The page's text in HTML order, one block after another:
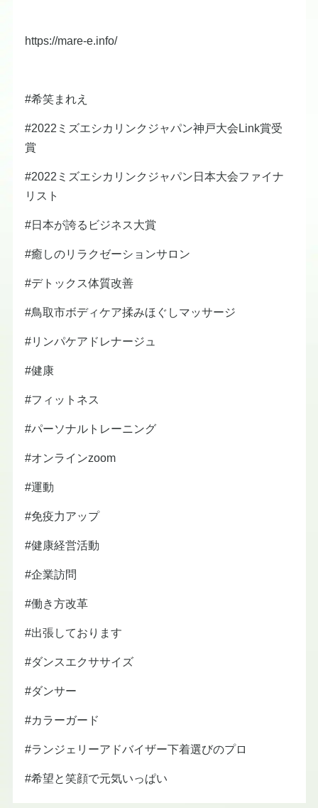
https://mare-e.info/
#希笑まれえ
#2022ミズエシカリンクジャパン神戸大会Link賞受
賞
#2022ミズエシカリンクジャパン日本大会ファイナ
リスト
#日本が誇るビジネス大賞
#癒しのリラクゼーションサロン
#デトックス体質改善
#鳥取市ボディケア揉みほぐしマッサージ
#リンパケアドレナージュ
#健康
#フィットネス
#パーソナルトレーニング
#オンラインzoom
#運動
#免疫力アップ
#健康経営活動
#企業訪問
#働き方改革
#出張しております
#ダンスエクササイズ
#ダンサー
#カラーガード
#ランジェリーアドバイザー下着選びのプロ
#希望と笑顔で元気いっぱい